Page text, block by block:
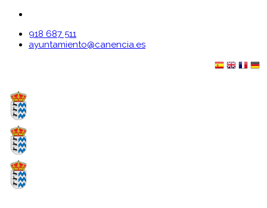
918 687 511
ayuntamiento@canencia.es